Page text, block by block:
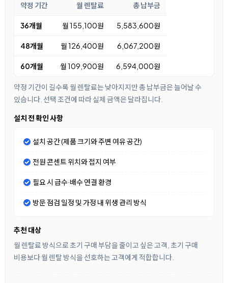
약정 기간 월 렌탈료 총 납부금
36개월 월 155,100원 5,583,600원
48개월 월 126,400원 6,067,200원
60개월 월 109,900원 6,594,000원
약정 기간이 길수록 월 렌탈료는 낮아지지만 총 납부금은 늘어날 수
있습니다. 선택 조건에 따라 실제 금액은 달라집니다.
설치 전 확인 사항
설치 공간 (제품 크기와 주변 여유 공간)
전원 콘센트 위치와 접지 여부
필요 시 급수·배수 연결 환경
방문 점검 일정 및 가정 내 위생 관리 방식
추천 대상
월 렌탈료 방식으로 초기 구매 부담을 줄이고 싶은 고객, 초기 구매
비용보다 월 렌탈 방식을 선호하는 고객에게 적합합니다.